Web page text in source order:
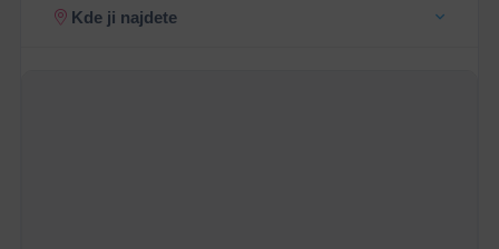
Kde ji najdete